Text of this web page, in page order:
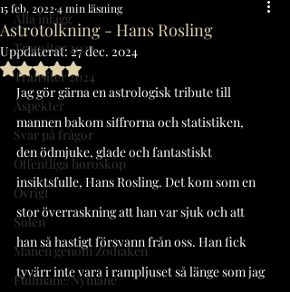
Alla inlägg
Transiter 2023
Transiter 2024
Aspekter
Svar på frågor
Offentliga horoskop
Övrigt
Solen
Månen genom Zodiaken
Fullmåne/Nymåne
Astrotolkning - Hans Rosling
15 feb. 20224 min läsning
Uppdaterat:27 dec. 2024
Betygsatt till NaN av 5 stjärnor.
Jag gör gärna en astrologisk tribute till
mannen bakom siffrorna och statistiken,
den ödmjuke, glade och fantastiskt
insiktsfulle, Hans Rosling. Det kom som en
stor överraskning att han var sjuk och att
han så hastigt försvann från oss. Han fick
tyvärr inte vara i rampljuset så länge som jag